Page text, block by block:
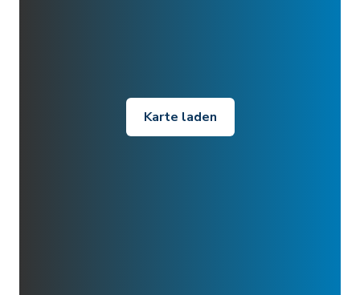
Karte laden